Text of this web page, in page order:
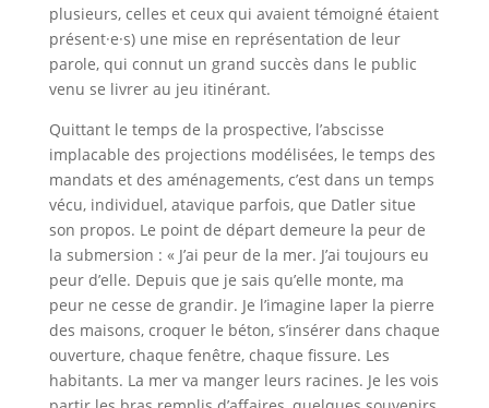
plusieurs, celles et ceux qui avaient témoigné étaient
présent·e·s) une mise en représentation de leur
parole, qui connut un grand succès dans le public
venu se livrer au jeu itinérant.
Quittant le temps de la prospective, l’abscisse
implacable des projections modélisées, le temps des
mandats et des aménagements, c’est dans un temps
vécu, individuel, atavique parfois, que Datler situe
son propos. Le point de départ demeure la peur de
la submersion : « J’ai peur de la mer. J’ai toujours eu
peur d’elle. Depuis que je sais qu’elle monte, ma
peur ne cesse de grandir. Je l’imagine laper la pierre
des maisons, croquer le béton, s’insérer dans chaque
ouverture, chaque fenêtre, chaque fissure. Les
habitants. La mer va manger leurs racines. Je les vois